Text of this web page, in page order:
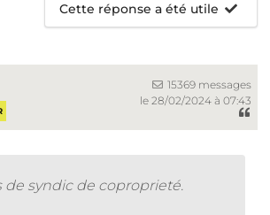
Cette réponse a été utile
15369 messages
le 28/02/2024 à 07:43
de syndic de coproprieté.